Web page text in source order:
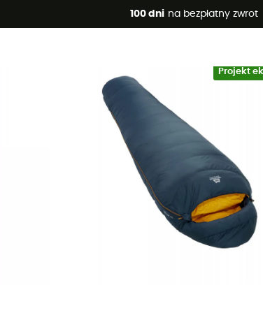
100 dni na bezpłatny zwrot
Letnie promocje 🔥 -5% DODATKOWO przy zakupie 2
Projekt